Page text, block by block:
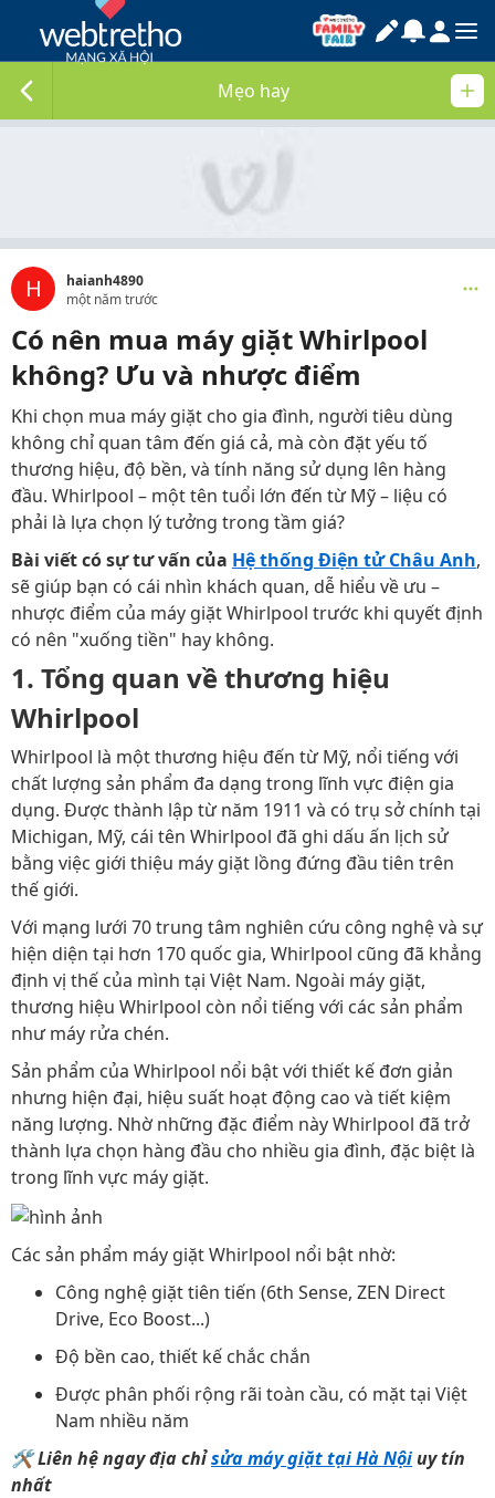
Mẹo hay
H
haianh4890
một năm trước
Có nên mua máy giặt Whirlpool
không? Ưu và nhược điểm
Khi chọn mua máy giặt cho gia đình, người tiêu dùng
không chỉ quan tâm đến giá cả, mà còn đặt yếu tố
thương hiệu, độ bền, và tính năng sử dụng lên hàng
đầu. Whirlpool – một tên tuổi lớn đến từ Mỹ – liệu có
phải là lựa chọn lý tưởng trong tầm giá?
Bài viết có sự tư vấn của Hệ thống Điện tử Châu Anh,
sẽ giúp bạn có cái nhìn khách quan, dễ hiểu về ưu –
nhược điểm của máy giặt Whirlpool trước khi quyết định
có nên "xuống tiền" hay không.
1. Tổng quan về thương hiệu
Whirlpool
Whirlpool là một thương hiệu đến từ Mỹ, nổi tiếng với
chất lượng sản phẩm đa dạng trong lĩnh vực điện gia
dụng. Được thành lập từ năm 1911 và có trụ sở chính tại
Michigan, Mỹ, cái tên Whirlpool đã ghi dấu ấn lịch sử
bằng việc giới thiệu máy giặt lồng đứng đầu tiên trên
thế giới.
Với mạng lưới 70 trung tâm nghiên cứu công nghệ và sự
hiện diện tại hơn 170 quốc gia, Whirlpool cũng đã khẳng
định vị thế của mình tại Việt Nam. Ngoài máy giặt,
thương hiệu Whirlpool còn nổi tiếng với các sản phẩm
như máy rửa chén.
Sản phẩm của Whirlpool nổi bật với thiết kế đơn giản
nhưng hiện đại, hiệu suất hoạt động cao và tiết kiệm
năng lượng. Nhờ những đặc điểm này Whirlpool đã trở
thành lựa chọn hàng đầu cho nhiều gia đình, đặc biệt là
trong lĩnh vực máy giặt.
Các sản phẩm máy giặt Whirlpool nổi bật nhờ:
Công nghệ giặt tiên tiến (6th Sense, ZEN Direct
Drive, Eco Boost...)
Độ bền cao, thiết kế chắc chắn
Được phân phối rộng rãi toàn cầu, có mặt tại Việt
Nam nhiều năm
🛠Liên hệ ngay địa chỉsửa máy giặt tại Hà Nộiuy tín
nhất